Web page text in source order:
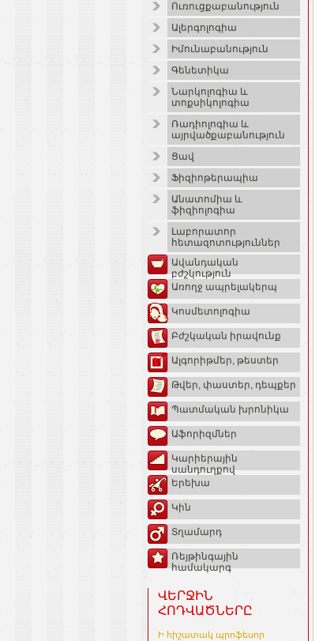
Ուռուցքաբանություն
Ալերգոլոգիա
Իմունաբանություն
Գենետիկա
Նարկոլոգիա և
տոքսիկոլոգիա
Ռադիոլոգիա և
այրվածքաբանություն
Ցավ
Ֆիզիոթերապիա
Անատոմիա և
ֆիզիոլոգիա
Լաբորատոր
հետազոտություններ
Ավանդական
բժշկություն
Առողջ ապրելակերպ
Կոսմետոլոգիա
Բժշկական իրավունք
Ալգորիթմեր, թեստեր
Թվեր, փաստեր, դեպքեր
Պատմական խրոնիկա
Աֆորիզմներ
Կարիերային
սանդուղքով
Երեխա
Կին
Տղամարդ
Ռեյթինգային
համակարգ
ՎԵՐՋԻՆ
ՀՈԴՎԱԾՆԵՐԸ
Ի հիշատակ պրոֆեսոր